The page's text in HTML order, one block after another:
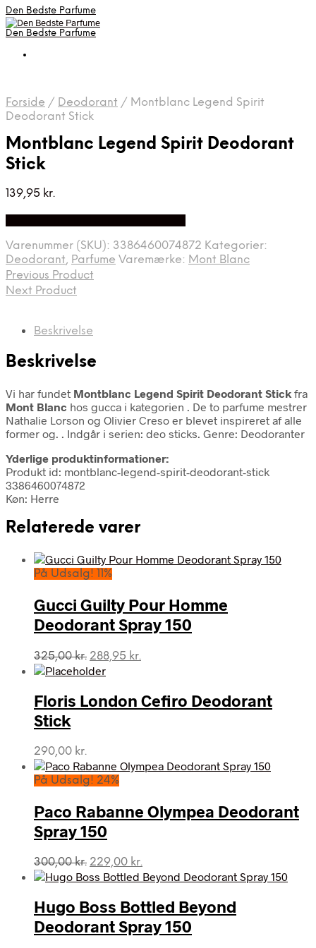
Den Bedste Parfume
Den Bedste Parfume
Forside / Deodorant / Montblanc Legend Spirit
Deodorant Stick
Montblanc Legend Spirit Deodorant
Stick
139,95 kr.
Varenummer (SKU): 3386460074872 Kategorier:
Deodorant, Parfume Varemærke: Mont Blanc
Previous Product
Next Product
Beskrivelse
Beskrivelse
Vi har fundet Montblanc Legend Spirit Deodorant Stick fra
Mont Blanc hos gucca i kategorien . De to parfume mestrer
Nathalie Lorson og Olivier Creso er blevet inspireret af alle
former og. . Indgår i serien: deo sticks. Genre: Deodoranter
Yderlige produktinformationer:
Produkt id: montblanc-legend-spirit-deodorant-stick
3386460074872
Køn: Herre
Relaterede varer
På Udsalg! 11%
Gucci Guilty Pour Homme
Deodorant Spray 150
325,00kr. Den
oprindelige
var:
325,00 kr..
288,95 kr.
er:
288,95 kr..
Floris London Cefiro Deodorant
Stick
290,00 kr.
På Udsalg! 24%
Paco Rabanne Olympea Deodorant
Spray 150
300,00kr. Den
oprindelige
var:
300,00 kr..
229,00 kr.
aktuelle
er:
229,00 kr..
Hugo Boss Bottled Beyond
Deodorant Spray 150